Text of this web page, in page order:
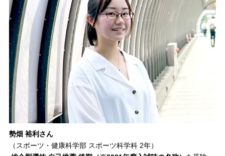
勢畑 裕利さん
（スポーツ・健康科学部 スポーツ科学科 2年）